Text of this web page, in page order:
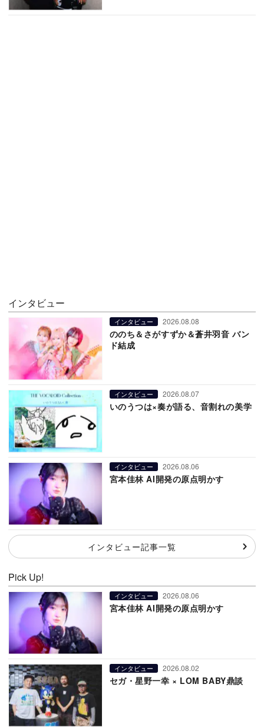
インタビュー
インタビュー 2026.08.08
ののち＆さがすずか＆蒼井羽音 バン
ド結成
インタビュー 2026.08.07
いのうつは×奏が語る、音割れの美学
インタビュー 2026.08.06
宮本佳林 AI開発の原点明かす
インタビュー記事一覧
Pick Up!
インタビュー 2026.08.06
宮本佳林 AI開発の原点明かす
インタビュー 2026.08.02
セガ・星野一幸 × LOM BABY鼎談